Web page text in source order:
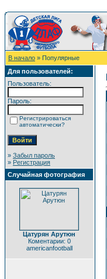
В начало » Популярные
Для пользователей:
Пользователь:
Пароль:
Регистрироваться
автоматически?
» Забыл пароль
» Регистрация
Случайная фотография
Цатурян Арутюн
Коментарии: 0
americanfootball